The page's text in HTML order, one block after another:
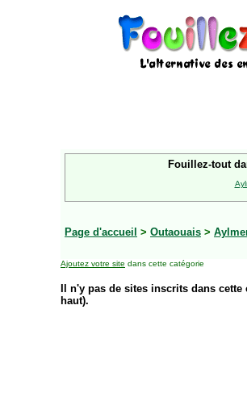
Fouillez-tout
Page d'accueil > Outaouais >
Ajoutez votre site dans cette catégorie
Il n'y pas de sites inscrits dans
haut).